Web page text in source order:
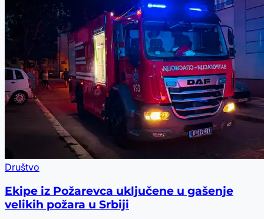
Društvo
Ekipe iz Požarevca uključene u gašenje
velikih požara u Srbiji